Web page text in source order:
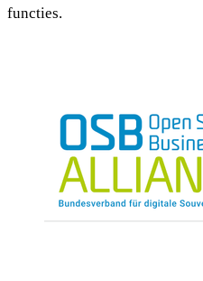
functies.